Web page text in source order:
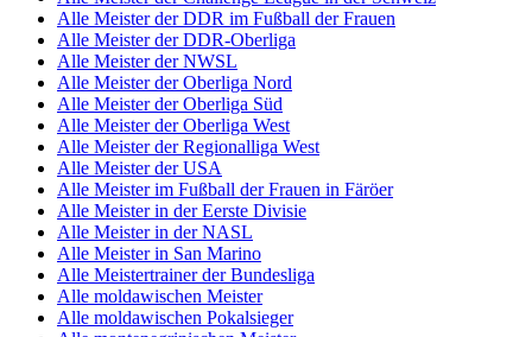
Alle Meister der DDR im Fußball der Frauen
Alle Meister der DDR-Oberliga
Alle Meister der NWSL
Alle Meister der Oberliga Nord
Alle Meister der Oberliga Süd
Alle Meister der Oberliga West
Alle Meister der Regionalliga West
Alle Meister der USA
Alle Meister im Fußball der Frauen in Färöer
Alle Meister in der Eerste Divisie
Alle Meister in der NASL
Alle Meister in San Marino
Alle Meistertrainer der Bundesliga
Alle moldawischen Meister
Alle moldawischen Pokalsieger